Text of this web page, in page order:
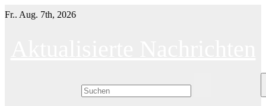
Skip
to
Fr.. Aug. 7th, 2026